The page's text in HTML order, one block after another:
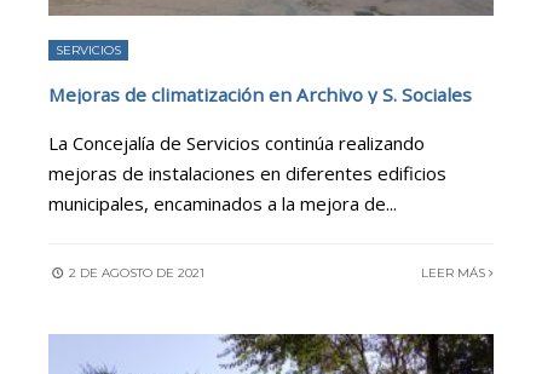
SERVICIOS
Mejoras de climatización en Archivo y S. Sociales
La Concejalía de Servicios continúa realizando
mejoras de instalaciones en diferentes edificios
municipales, encaminados a la mejora de...
2 DE AGOSTO DE 2021 LEER MÁS